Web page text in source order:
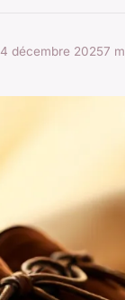
4 décembre 20257